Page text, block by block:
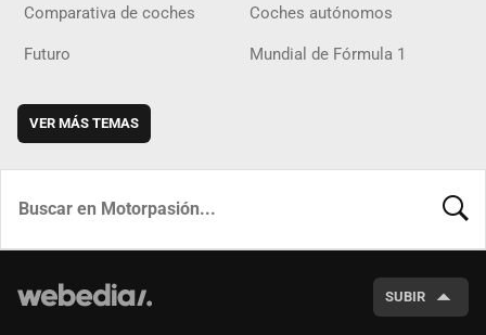
Comparativa de coches Coches autónomos
Futuro Mundial de Fórmula 1
VER MÁS TEMAS
SUBIR